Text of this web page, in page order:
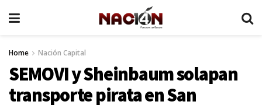
Home Nación Capital
SEMOVI y Sheinbaum solapan
transporte pirata en San